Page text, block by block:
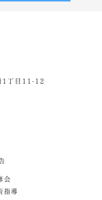
1丁目11-12
会
指導